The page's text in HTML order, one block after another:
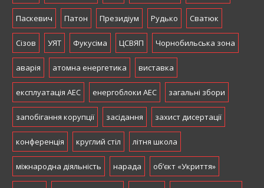
Паскевич Патон Президіум Рудько Сватюк
Сізов УЯТ Фукусіма ЦСВЯП Чорнобильська зона
аварія атомна енергетика виставка
експлуатація АЕС енергоблоки АЕС загальні збори
запобігання корупції засідання захист дисертації
конференція круглий стіл літня школа
міжнародна діяльність нарада об’єкт «Укриття»